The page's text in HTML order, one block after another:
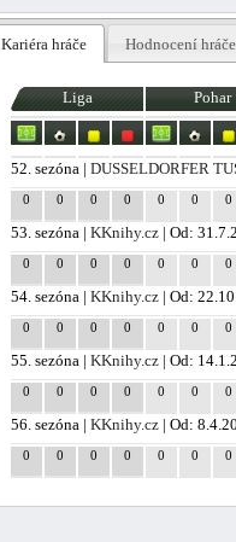
Kariéra hráče Hodnocení hráče
Liga Pohar
52. sezóna |DUSSELDORFER
0 0 0 0 0 0 0
53. sezóna |KKnihy.cz | Od:
0 0 0 0 0 0 0
54. sezóna |KKnihy.cz | Od:
0 0 0 0 0 0 0
55. sezóna |KKnihy.cz | Od:
0 0 0 0 0 0 0
56. sezóna |KKnihy.cz | Od:
0 0 0 0 0 0 0